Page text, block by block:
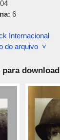
6
Internacional
do arquivo ˅
download